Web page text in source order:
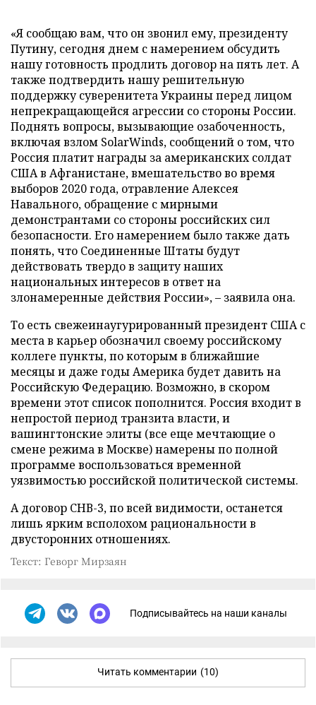
«Я сообщаю вам, что он звонил ему, президенту
Путину, сегодня днем с намерением обсудить
нашу готовность продлить договор на пять лет. А
также подтвердить нашу решительную
поддержку суверенитета Украины перед лицом
непрекращающейся агрессии со стороны России.
Поднять вопросы, вызывающие озабоченность,
включая взлом SolarWinds, сообщений о том, что
Россия платит награды за американских солдат
США в Афганистане, вмешательство во время
выборов 2020 года, отравление Алексея
Навального, обращение с мирными
демонстрантами со стороны российских сил
безопасности. Его намерением было также дать
понять, что Соединенные Штаты будут
действовать твердо в защиту наших
национальных интересов в ответ на
злонамеренные действия России», – заявила она.
То есть свежеинаугурированный президент США с
места в карьер обозначил своему российскому
коллеге пункты, по которым в ближайшие
месяцы и даже годы Америка будет давить на
Российскую Федерацию. Возможно, в скором
времени этот список пополнится. Россия входит в
непростой период транзита власти, и
вашингтонские элиты (все еще мечтающие о
смене режима в Москве) намерены по полной
программе воспользоваться временной
уязвимостью российской политической системы.
А договор СНВ-3, по всей видимости, останется
лишь ярким всполохом рациональности в
двусторонних отношениях.
Текст: Геворг Мирзаян
Подписывайтесь на наши каналы
Читать комментарии (10)